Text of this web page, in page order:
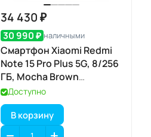
34 430 ₽
30 990 ₽ наличными
Смартфон Xiaomi Redmi
Note 15 Pro Plus 5G, 8/256
ГБ, Mocha Brown
(коричневый мокко)
Доступно
В корзину